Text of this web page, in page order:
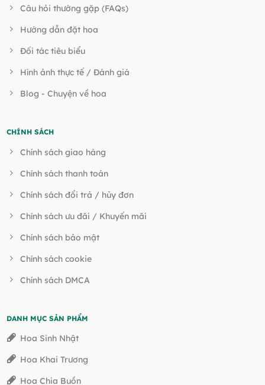
Câu hỏi thường gặp (FAQs)
Hướng dẫn đặt hoa
Đối tác tiêu biểu
Hình ảnh thực tế / Đánh giá
Blog - Chuyện về hoa
CHÍNH SÁCH
Chính sách giao hàng
Chính sách thanh toán
Chính sách đổi trả / hủy đơn
Chính sách ưu đãi / Khuyến mãi
Chính sách bảo mật
Chính sách cookie
Chính sách DMCA
DANH MỤC SẢN PHẨM
Hoa Sinh Nhật
Hoa Khai Trương
Hoa Chia Buồn